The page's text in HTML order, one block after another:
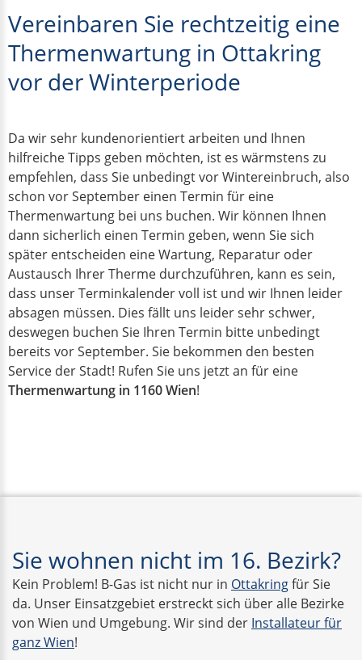
Vereinbaren Sie rechtzeitig eine
Thermenwartung in Ottakring
vor der Winterperiode
Da wir sehr kundenorientiert arbeiten und Ihnen
hilfreiche Tipps geben möchten, ist es wärmstens zu
empfehlen, dass Sie unbedingt vor Wintereinbruch, also
schon vor September einen Termin für eine
Thermenwartung bei uns buchen. Wir können Ihnen
dann sicherlich einen Termin geben, wenn Sie sich
später entscheiden eine Wartung, Reparatur oder
Austausch Ihrer Therme durchzuführen, kann es sein,
dass unser Terminkalender voll ist und wir Ihnen leider
absagen müssen. Dies fällt uns leider sehr schwer,
deswegen buchen Sie Ihren Termin bitte unbedingt
bereits vor September. Sie bekommen den besten
Service der Stadt! Rufen Sie uns jetzt an für eine
Thermenwartung in 1160 Wien!
Sie wohnen nicht im 16. Bezirk?
Kein Problem! B-Gas ist nicht nur in Ottakringfür Sie
da. Unser Einsatzgebiet erstreckt sich über alle Bezirke
von Wien und Umgebung. Wir sind der Installateur für
ganz Wien!